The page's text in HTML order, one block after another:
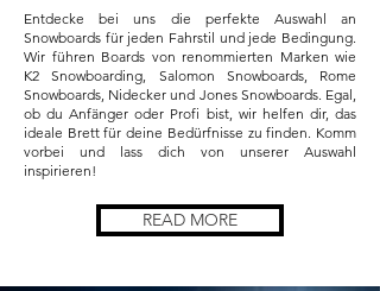
Entdecke bei uns die perfekte Auswahl an
Snowboards für jeden Fahrstil und jede Bedingung.
Wir führen Boards von renommierten Marken wie
K2 Snowboarding, Salomon Snowboards, Rome
Snowboards, Nidecker und Jones Snowboards. Egal,
ob du Anfänger oder Profi bist, wir helfen dir, das
ideale Brett für deine Bedürfnisse zu finden. Komm
vorbei und lass dich von unserer Auswahl
inspirieren!
READ MORE